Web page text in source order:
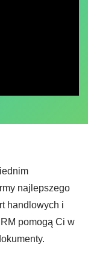
najlepszego
handlowych i
pomogą Ci w